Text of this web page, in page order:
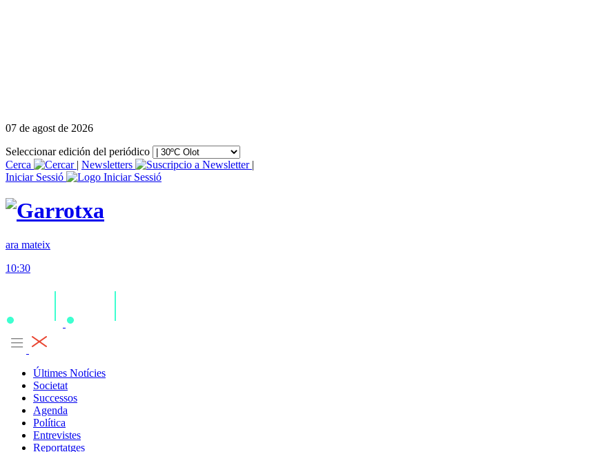
07 de agost de 2026
Seleccionar edición del periódico
Cerca
| Newsletters
|
Iniciar Sessió
ara mateix
10:30
Últimes Notícies
Societat
Successos
Agenda
Política
Entrevistes
Reportatges